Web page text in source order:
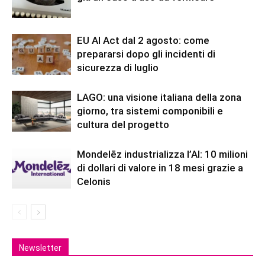
EU AI Act dal 2 agosto: come
prepararsi dopo gli incidenti di
sicurezza di luglio
LAGO: una visione italiana della zona
giorno, tra sistemi componibili e
cultura del progetto
Mondelēz industrializza l’AI: 10 milioni
di dollari di valore in 18 mesi grazie a
Celonis
Newsletter